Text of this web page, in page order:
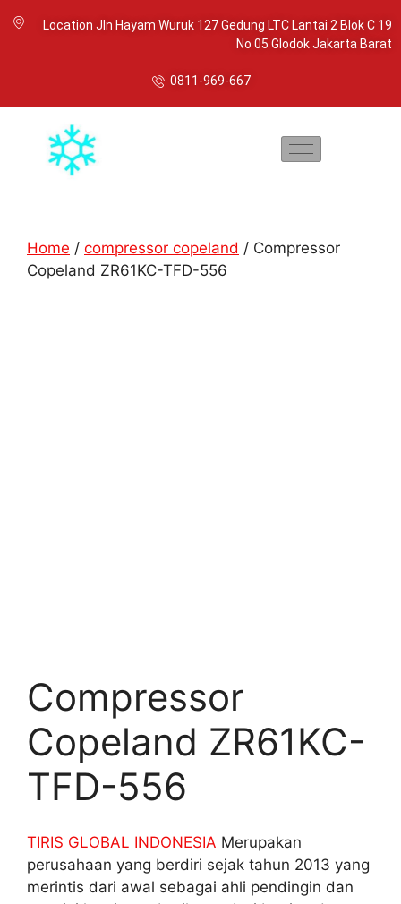
Location Jln Hayam Wuruk 127 Gedung LTC Lantai 2 Blok C 19
No 05 Glodok Jakarta Barat
0811-969-667
Home / compressor copeland / Compressor
Copeland ZR61KC-TFD-556
Compressor
Copeland ZR61KC-
TFD-556
TIRIS GLOBAL INDONESIA Merupakan
perusahaan yang berdiri sejak tahun 2013 yang
merintis dari awal sebagai ahli pendingin dan